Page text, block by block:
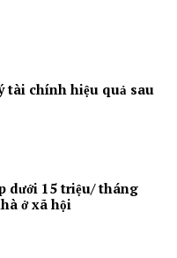
tài chính hiệu quả sau
dưới 15 triệu/ tháng
ở xã hội